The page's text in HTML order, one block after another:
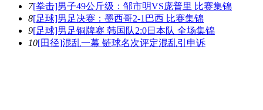
7[拳击]男子49公斤级：邹市明VS庞普里 比赛集锦
8[足球]男足决赛：墨西哥2-1巴西 比赛集锦
9[足球]男足铜牌赛 韩国队2:0日本队 全场集锦
10[田径]混乱一幕 链球名次评定混乱引申诉